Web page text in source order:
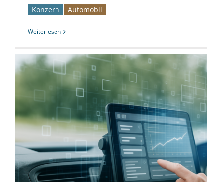
Konzern Automobil­­
Weiterlesen